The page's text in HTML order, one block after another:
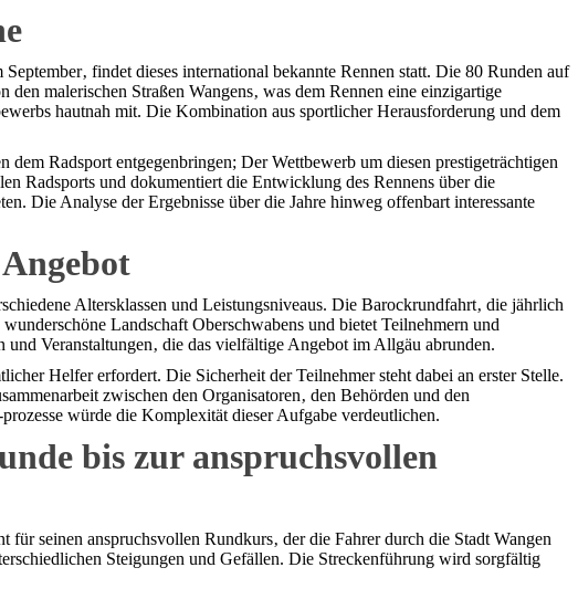
findet dieses international bekannte Rennen statt. Die 80 Runden auf
malerischen Straßen Wangens‚ was dem Rennen eine einzigartige
hautnah mit. Die Kombination aus sportlicher Herausforderung und dem
Radsport entgegenbringen; Der Wettbewerb um diesen prestigeträchtigen
Radsports und dokumentiert die Entwicklung des Rennens über die
Die Analyse der Ergebnisse über die Jahre hinweg offenbart interessante
Altersklassen und Leistungsniveaus. Die Barockrundfahrt‚ die jährlich
Landschaft Oberschwabens und bietet Teilnehmern und
Veranstaltungen‚ die das vielfältige Angebot im Allgäu abrunden.
Helfer erfordert. Die Sicherheit der Teilnehmer steht dabei an erster Stelle.
zwischen den Organisatoren‚ den Behörden und den
würde die Komplexität dieser Aufgabe verdeutlichen.
bis zur anspruchsvollen
seinen anspruchsvollen Rundkurs‚ der die Fahrer durch die Stadt Wangen
Steigungen und Gefällen. Die Streckenführung wird sorgfältig